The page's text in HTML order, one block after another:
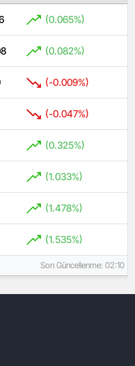
(0.065%)
(0.082%)
(-0.009%)
(-0.047%)
(0.325%)
(1.033%)
(1.478%)
(1.535%)
Son Güncellenme: 02:10